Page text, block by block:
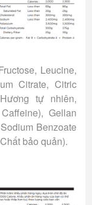
Leucine,
Citrate, Citric
tự nhiên,
Gellan
Benzoate
bảo quản).